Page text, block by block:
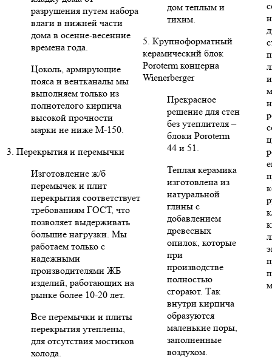
разрушения путем набора
влаги в нижней части
дома в осенне-весенние
времена года.
Цоколь, армирующие
пояса и вентканалы мы
выполняем только из
полнотелого кирпича
высокой прочности
марки не ниже М-150.
3. Перекрытия и перемычки
Изготовление ж/б
перемычек и плит
перекрытия соответствует
требованиям ГОСТ, что
позволяет выдерживать
большие нагрузки. Мы
работаем только с
надежными
производителями ЖБ
изделий, работающих на
рынке более 10-20 лет.
Все перемычки и плиты
перекрытия утеплены,
для отсутствия мостиков
холода.
дом теплым и
тихим.
5. Крупноформатный
керамический блок
Poroterm концерна
Wienerberger
Прекрасное
решение для стен
без утеплителя –
блоки Poroterm
44 и 51.
Теплая керамика
изготовлена из
натуральной
глины с
добавлением
древесных
опилок, которые
при
производстве
полностью
сгорают. Так
внутри кирпича
образуются
маленькие поры,
заполненные
воздухом.